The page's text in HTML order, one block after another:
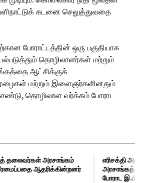
கடனை செலுத்துவதை
போராட்டத்தின் ஒரு பகுதியாக
தொழிலாளர்கள் மற்றும்
ஆட்சிக்குக்
மற்றும் இளைஞர்களினதும்
தொழிலாள வர்க்கம் போராட
தலைவர்கள் அரசாங்கம்
ஆதரிக்கின்றனர்
எரிசக்தி
போராட